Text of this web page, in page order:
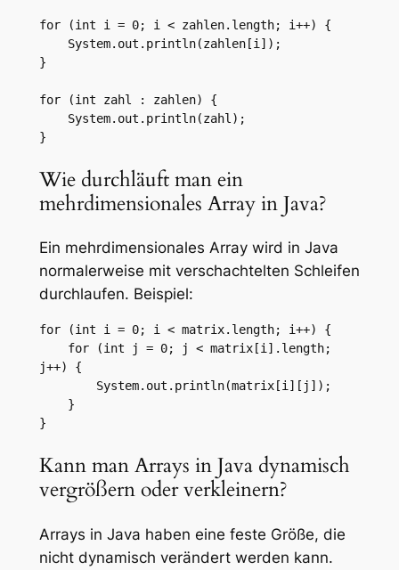
for (int i = 0; i < zahlen.length; i++) {
}
for (int zahl : zahlen) {
}
Wie durchläuft man ein
mehrdimensionales Array in Java?
Ein mehrdimensionales Array wird in Java
normalerweise mit verschachtelten Schleifen
durchlaufen. Beispiel:
for (int i = 0; i < matrix.length; i++) {
j++) {
}
Kann man Arrays in Java dynamisch
vergrößern oder verkleinern?
Arrays in Java haben eine feste Größe, die
nicht dynamisch verändert werden kann.